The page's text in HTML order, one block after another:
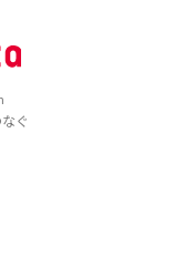
ぐ